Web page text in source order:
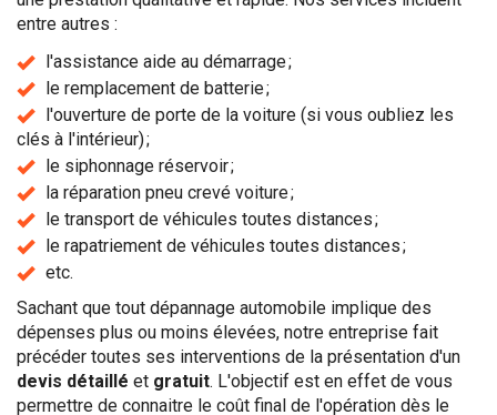
entre autres :
l'assistance aide au démarrage ;
le remplacement de batterie ;
l'ouverture de porte de la voiture (si vous oubliez les
clés à l'intérieur) ;
le siphonnage réservoir ;
la réparation pneu crevé voiture ;
le transport de véhicules toutes distances ;
le rapatriement de véhicules toutes distances ;
etc.
Sachant que tout dépannage automobile implique des
dépenses plus ou moins élevées, notre entreprise fait
précéder toutes ses interventions de la présentation d'un
devis détaillé et gratuit. L'objectif est en effet de vous
permettre de connaitre le coût final de l'opération dès le